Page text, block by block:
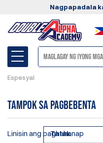
Nagpapadala
Espesyal
Tampok sa Pagbebenta
Linisin ang paghahanap
Tatak